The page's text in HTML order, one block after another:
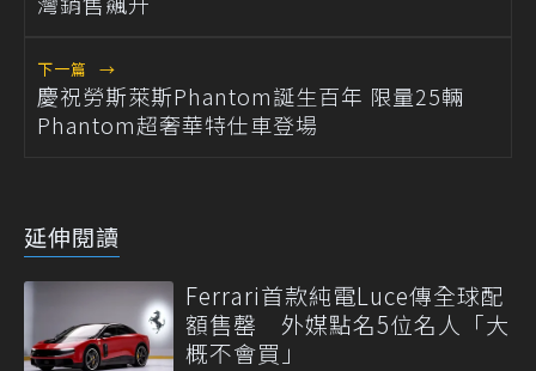
下一篇 →
慶祝勞斯萊斯Phantom誕生百年 限量25輛
Phantom超奢華特仕車登場
延伸閱讀
Ferrari首款純電Luce傳全球配
額售罄 外媒點名5位名人「大
概不會買」